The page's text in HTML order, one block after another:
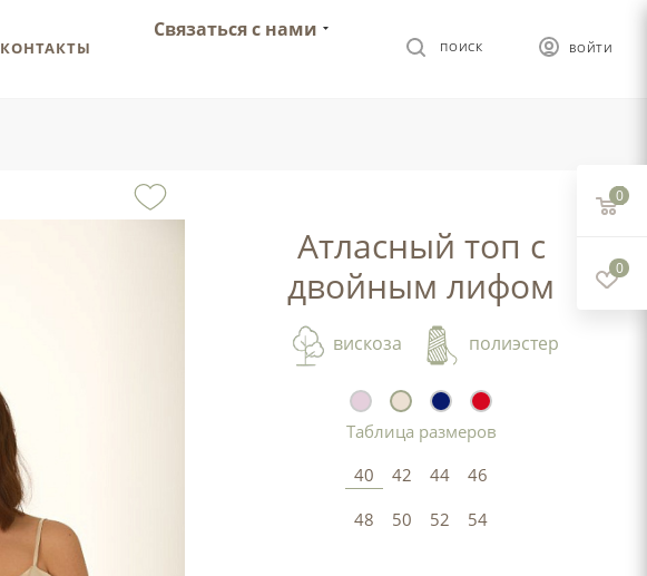
ВОЙТИ
ПОИСК
Связаться с нами
КОНТАКТЫ
Атласный топ с
двойным лифом
вискоза полиэстер
Таблица размеров
40
42 44
46
48
50 52 54
0
0